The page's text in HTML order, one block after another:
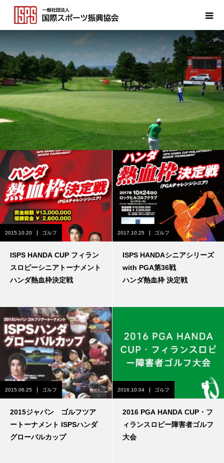
2015.10.20 ゴルフ
ISPS HANDA CUP フィラン
スロピーシニアトーナメント
ハンダ熱血枠決定戦
2017.10.25 ゴルフ
ISPS HANDAシニアシリーズ
with PGA第36戦
ハンダ熱血枠 決定戦
2015.06.25 ゴルフ
2015ジャパン ゴルフツア
ートーナメント ISPSハンダ
グローバルカップ
2016.10.04 ゴルフ
2016 PGA HANDA CUP・フ
ィランスロピー障害者ゴルフ
大会